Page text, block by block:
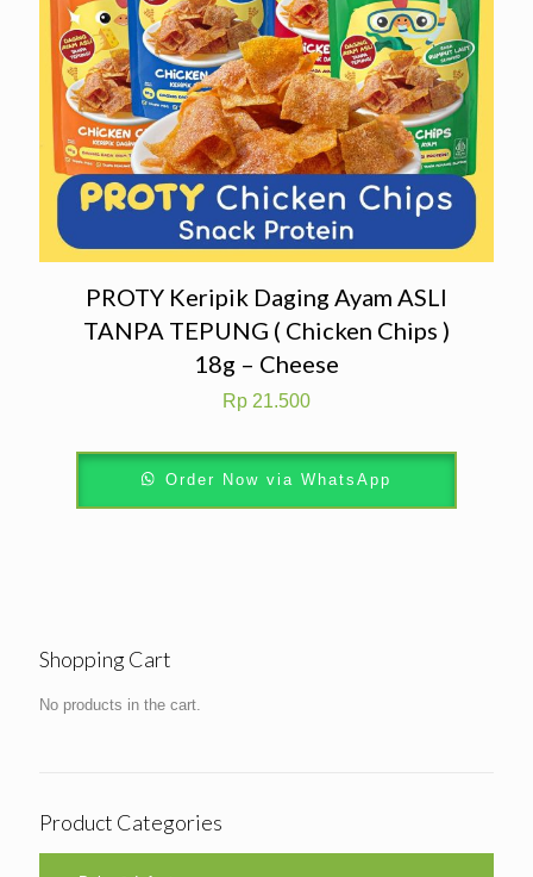
PROTY Keripik Daging Ayam ASLI
TANPA TEPUNG ( Chicken Chips )
18g – Cheese
Rp 21.500
Order Now via WhatsApp
Shopping Cart
No products in the cart.
Product Categories